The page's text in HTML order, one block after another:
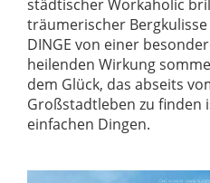
städtischer Workaholic
träumerischer Bergkulisse
DINGE von einer
heilenden Wirkung
dem Glück, das abseits
Großstadtleben zu finden
einfachen Dingen.